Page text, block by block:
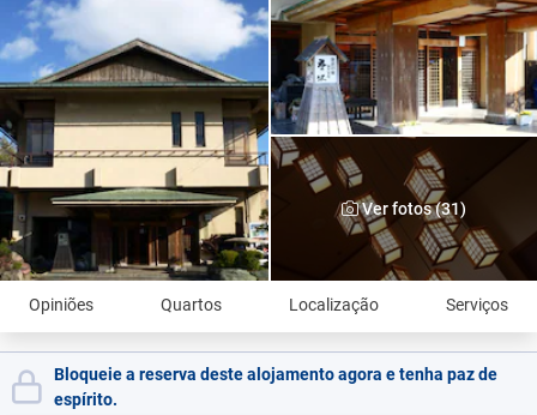
Ver fotos (31)
Opiniões Quartos Localização Serviços
Bloqueie a reserva deste alojamento agora e tenha paz de
espírito.